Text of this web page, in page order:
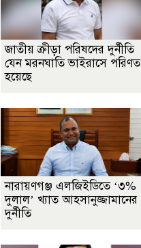
জাতীয় ক্রীড়া পরিষদের দুর্নীতি
যেন মরনঘাতি ভাইরাসে পরিণত
হয়েছে
নারায়ণগঞ্জ এলজিইডিতে ‘৩%
দুলাল’ খ্যাত আহসানুজ্জামানের
দুর্নীতি